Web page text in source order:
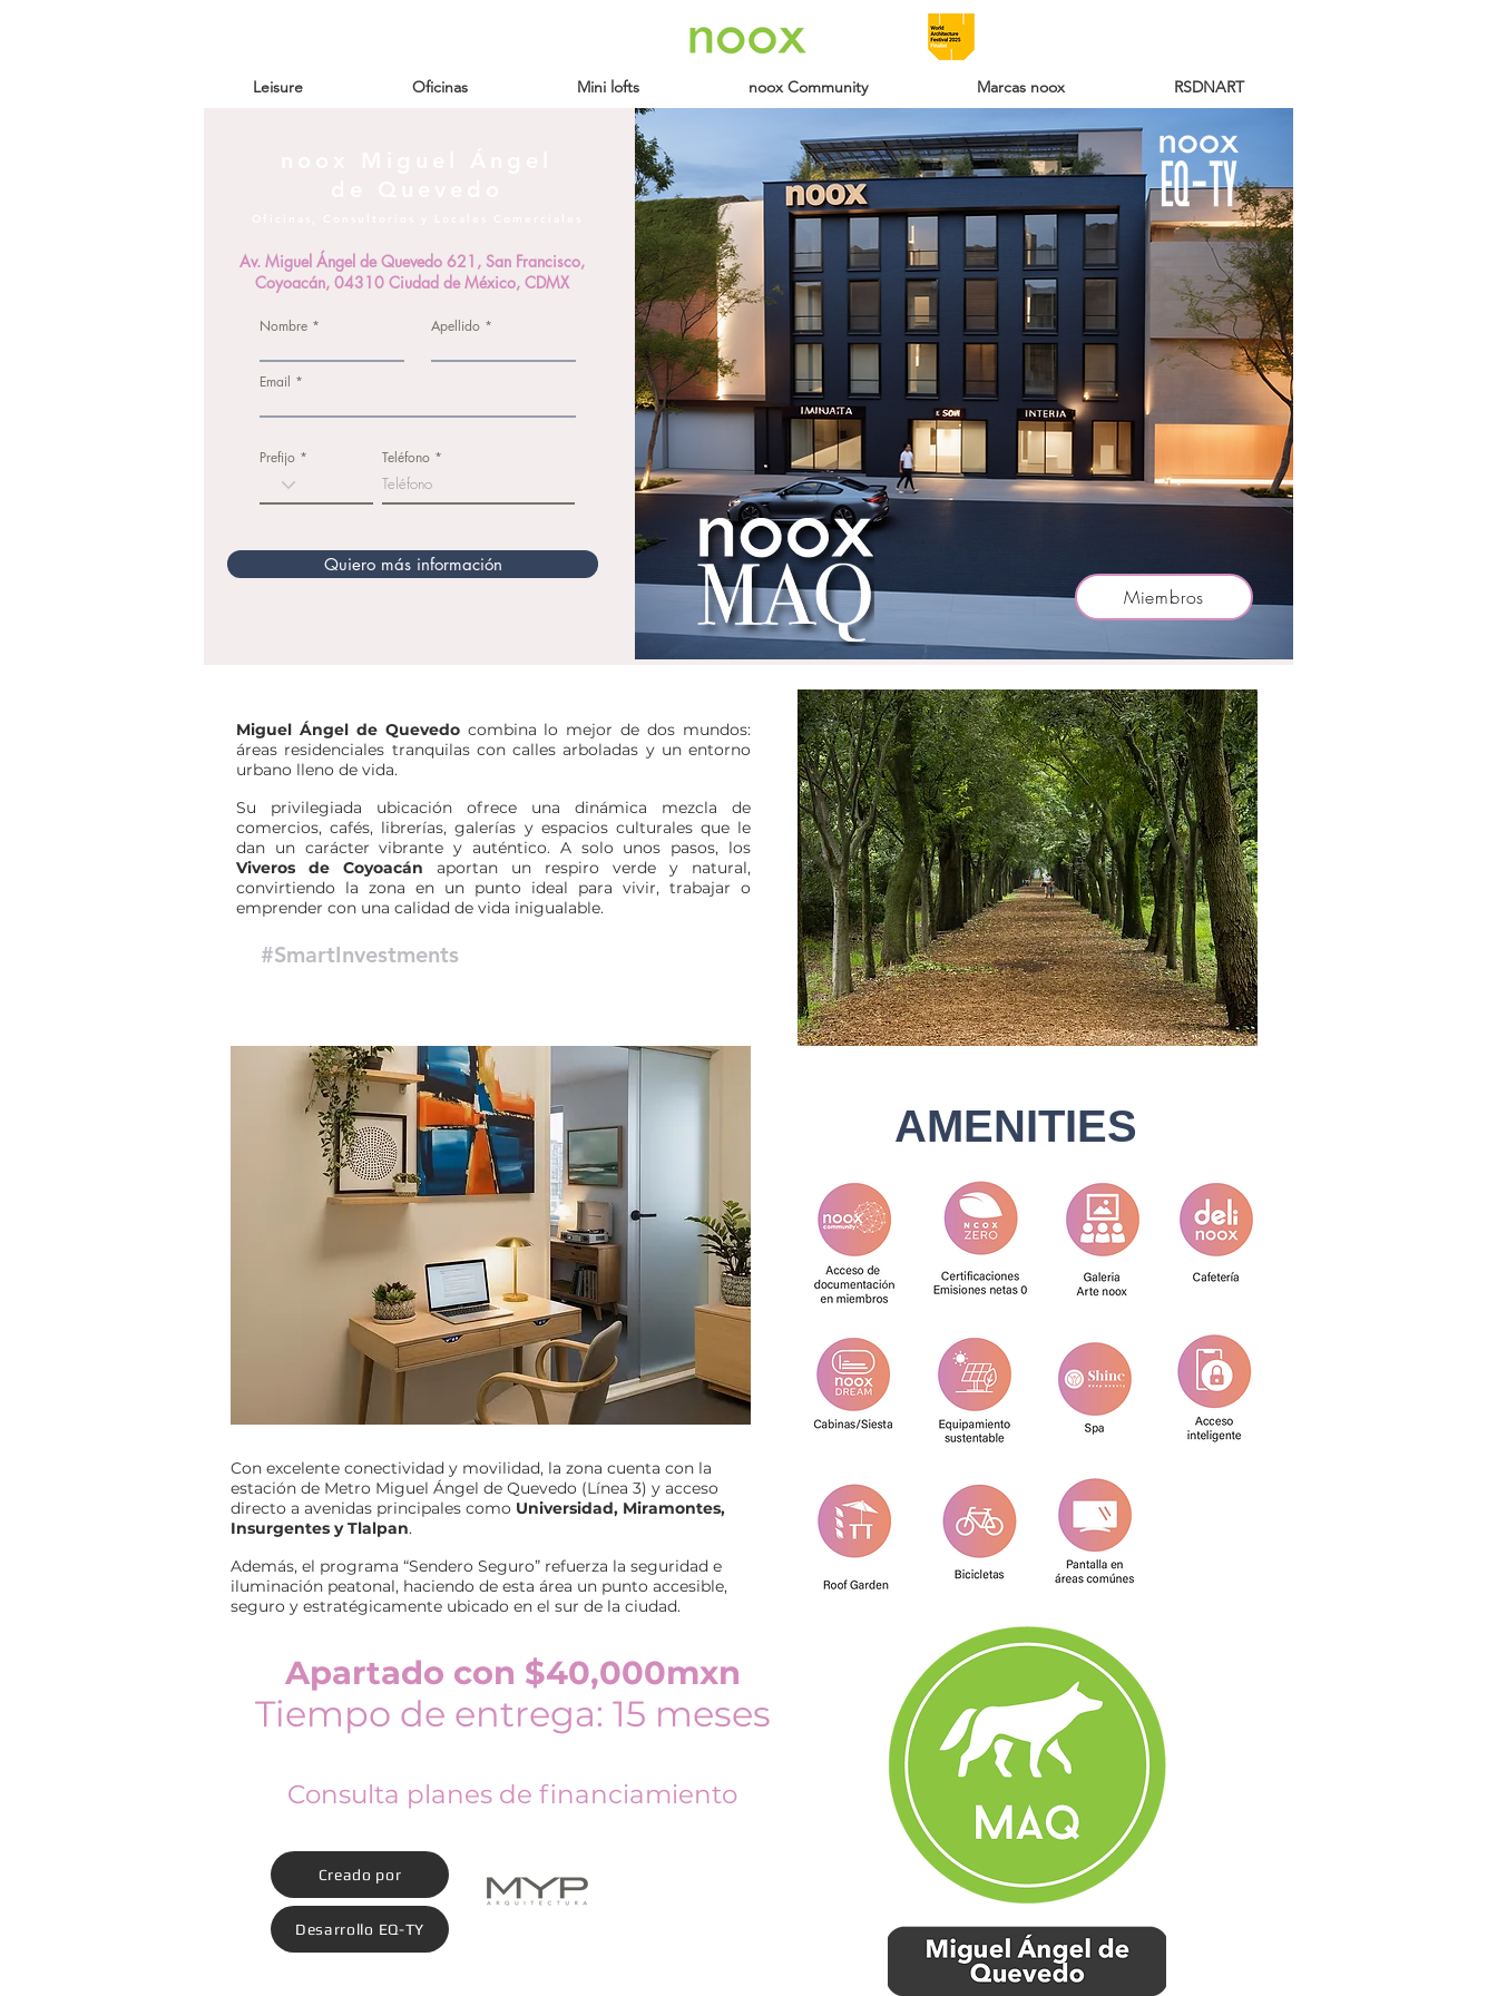
Leisure Oficinas Mini lofts noox Community Marcas noox RSDNART
Av. Miguel Ángel de Quevedo 621, San Francisco,
Coyoacán, 04310 Ciudad de México, CDMX
Nombre Apellido
Email
Prefijo Teléfono
Quiero más información
Miembros
Miguel Ángel de Quevedocombina lo mejor de dos mundos:
áreas residenciales tranquilas con calles arboladas y un entorno
urbano lleno de vida.
Su privilegiada ubicación ofrece una dinámica mezcla de
comercios, cafés, librerías, galerías y espacios culturales que le
dan un carácter vibrante y auténtico. A solo unos pasos, los
Viveros de Coyoacán aportan un respiro verde y natural,
convirtiendo la zona en un punto ideal para vivir, trabajar o
emprender con una calidad de vida inigualable.
#SmartInvestments
Con excelente conectividad y movilidad, la zona cuenta con la
estación de Metro Miguel Ángel de Quevedo (Línea 3) y acceso
directo a avenidas principales como Universidad, Miramontes,
Insurgentes y Tlalpan.
Además, el programa “Sendero Seguro” refuerza la seguridad e
iluminación peatonal, haciendo de esta área un punto accesible,
seguro y estratégicamente ubicado en el sur de la ciudad.
AMENITIES
Apartado con $40,000mxn
Tiempo de entrega: 15 meses
Consulta planes de financiamiento
Creado por
Desarrollo EQ-TY